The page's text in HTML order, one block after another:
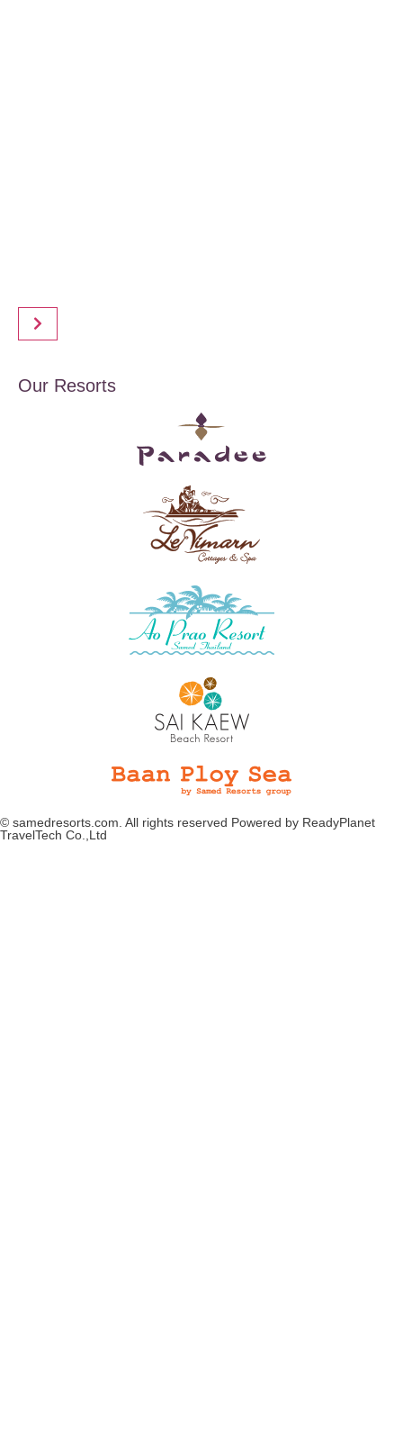
Our Resorts
© samedresorts.com. All rights reserved Powered by ReadyPlanet
TravelTech Co.,Ltd